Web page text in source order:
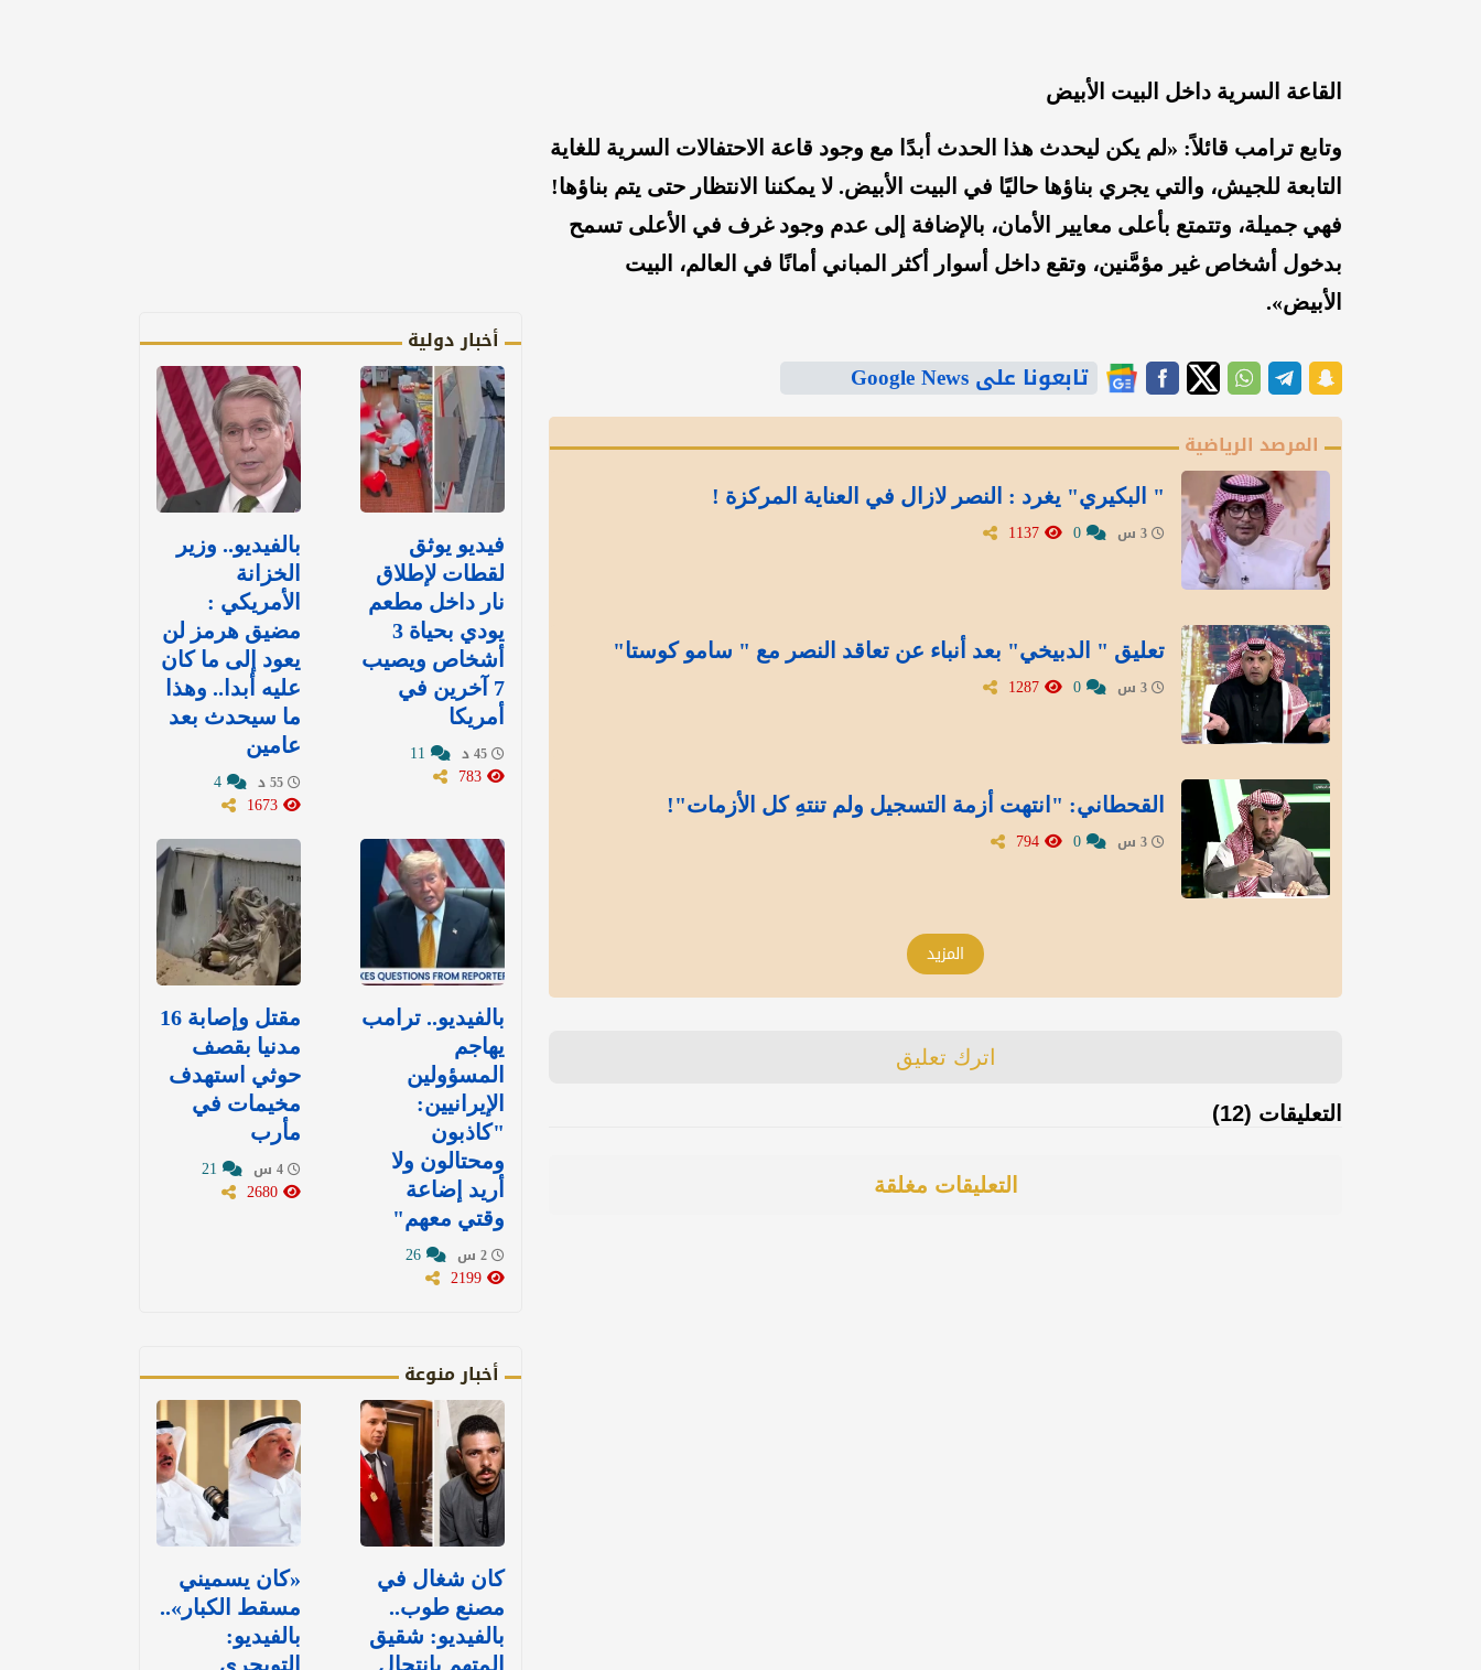
القاعة السرية داخل البيت الأبيض
وتابع ترامب قائلاً: «لم يكن ليحدث هذا الحدث أبدًا مع وجود قاعة الاحتفالات السرية للغاية
التابعة للجيش، والتي يجري بناؤها حاليًا في البيت الأبيض. لا يمكننا الانتظار حتى يتم بناؤها!
فهي جميلة، وتتمتع بأعلى معايير الأمان، بالإضافة إلى عدم وجود غرف في الأعلى تسمح
بدخول أشخاص غير مؤمَّنين، وتقع داخل أسوار أكثر المباني أمانًا في العالم، البيت
الأبيض».
تابعونا على Google News
المرصد الرياضية
" البكيري" يغرد : النصر لازال في العناية المركزة !
تعليق " الدبيخي" بعد أنباء عن تعاقد النصر مع " سامو كوستا"
القحطاني: "انتهت أزمة التسجيل ولم تنتهِ كل الأزمات"!
المزيد
اترك تعليق
التعليقات (12)
التعليقات مغلقة
أخبار دولية
فيديو يوثق
لقطات لإطلاق
نار داخل مطعم
يودي بحياة 3
أشخاص ويصيب
7 آخرين في
أمريكا
بالفيديو.. وزير
الخزانة
الأمريكي :
مضيق هرمز لن
يعود إلى ما كان
عليه أبدا.. وهذا
ما سيحدث بعد
عامين
بالفيديو.. ترامب
يهاجم
المسؤولين
الإيرانيين:
"كاذبون
ومحتالون ولا
أريد إضاعة
وقتي معهم"
مقتل وإصابة 16
مدنيا بقصف
حوثي استهدف
مخيمات في
مأرب
أخبار منوعة
كان شغال في
مصنع طوب..
بالفيديو: شقيق
المتهم بانتحال
«كان يسميني
مسقط الكبار»..
بالفيديو:
التويجري